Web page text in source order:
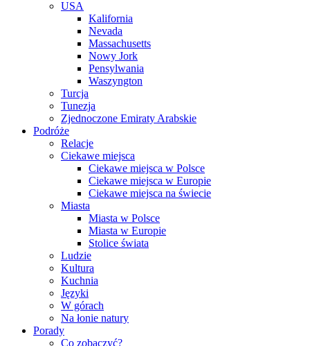
USA
Kalifornia
Nevada
Massachusetts
Nowy Jork
Pensylwania
Waszyngton
Turcja
Tunezja
Zjednoczone Emiraty Arabskie
Podróże
Relacje
Ciekawe miejsca
Ciekawe miejsca w Polsce
Ciekawe miejsca w Europie
Ciekawe miejsca na świecie
Miasta
Miasta w Polsce
Miasta w Europie
Stolice świata
Ludzie
Kultura
Kuchnia
Języki
W górach
Na łonie natury
Porady
Co zobaczyć?